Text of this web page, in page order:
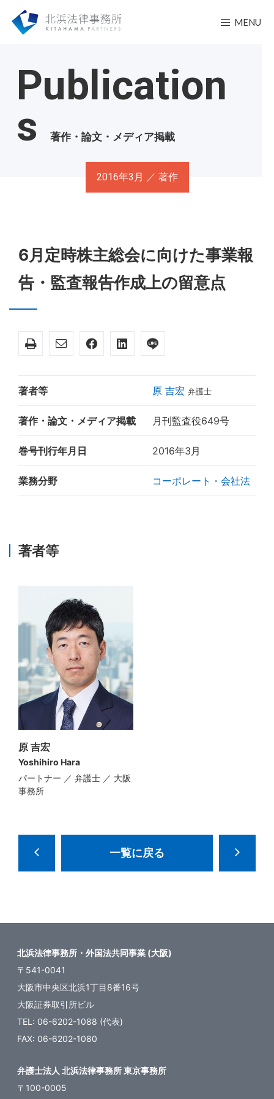
MENU
Publication
s
著作・論文・メディア掲載
2016年3月 ／ 著作
6月定時株主総会に向けた事業報
告・監査報告作成上の留意点
著者等 原 吉宏 弁護士
著作・論文・メディア掲載 月刊監査役649号
巻号刊行年月日 2016年3月
業務分野 コーポレート・会社法
著者等
原 吉宏
Yoshihiro Hara
パートナー ／ 弁護士 ／ 大阪
事務所
一覧に戻る
北浜法律事務所・外国法共同事業 (大阪)
〒541-0041
大阪市中央区北浜1丁目8番16号
大阪証券取引所ビル
TEL: 06-6202-1088 (代表)
FAX: 06-6202-1080
弁護士法人 北浜法律事務所 東京事務所
〒100-0005